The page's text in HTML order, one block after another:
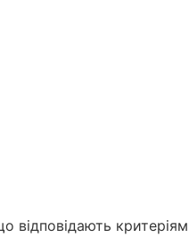
відповідають критеріям